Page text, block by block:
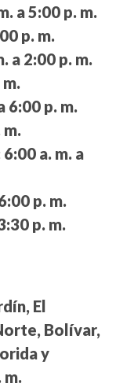
a 5:00 p. m.
p. m.
a 2:00 p. m.
6:00 p. m.
m.
6:00 a. m. a
p. m.
p. m.
El
Bolívar,
y
m.